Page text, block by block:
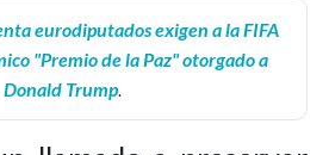
eurodiputados exigen a la FIFA
"Premio de la Paz" otorgado a
Donald Trump.